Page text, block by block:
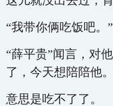
“我带你俩吃饭吧。
“薛平贵”闻言，对
了，今天想陪陪他
意思是吃不了了。